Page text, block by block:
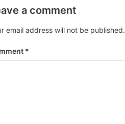
a comment
email address will not be published.
*